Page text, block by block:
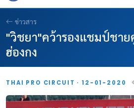
ข่าวสาร
"วิชยา"คว้ารองแชมป์ชา
ฮ่องกง
THAI PRO CIRCUIT · 12-01-2020